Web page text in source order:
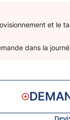
de
les pluset le
dans la